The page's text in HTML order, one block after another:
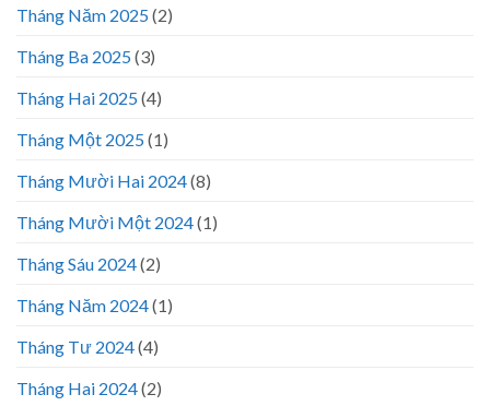
Tháng Năm 2025(2)
Tháng Ba 2025(3)
Tháng Hai 2025(4)
Tháng Một 2025(1)
Tháng Mười Hai 2024(8)
Tháng Mười Một 2024(1)
Tháng Sáu 2024(2)
Tháng Năm 2024(1)
Tháng Tư 2024(4)
Tháng Hai 2024(2)